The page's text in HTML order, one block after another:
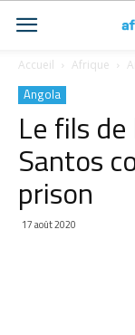
Accueil Afrique
Angola
Le fils
Santos
prison
17 août 2020